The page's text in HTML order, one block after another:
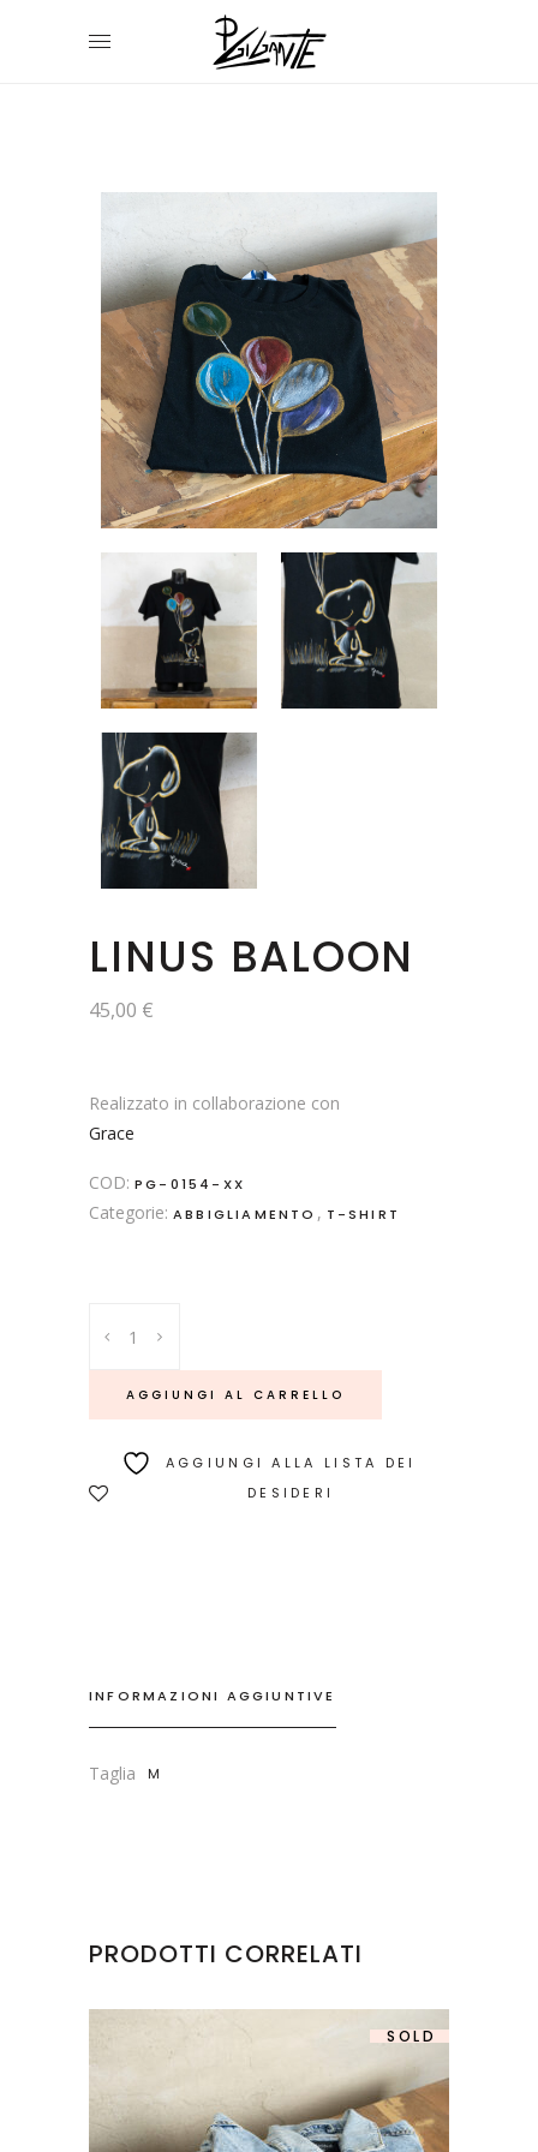
LINUS BALOON
45,00 €
Realizzato in collaborazione con
Grace
COD: PG-0154-XX
Categorie: ABBIGLIAMENTO , T-SHIRT
Baloon
AGGIUNGI AL CARRELLO
AGGIUNGI ALLA LISTA DEI
DESIDERI
INFORMAZIONI AGGIUNTIVE
Taglia M
PRODOTTI CORRELATI
SOLD